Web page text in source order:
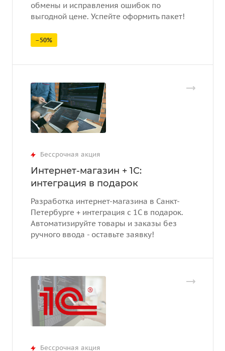
обмены и исправления ошибок по
выгодной цене. Успейте оформить пакет!
–50%
Бессрочная акция
Интернет-магазин + 1С:
интеграция в подарок
Разработка интернет-магазина в Санкт-
Петербурге + интеграция с 1С в подарок.
Автоматизируйте товары и заказы без
ручного ввода - оставьте заявку!
Бессрочная акция